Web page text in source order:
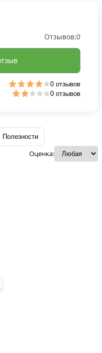
Полезности
Оценка:
Отзывов:0
0 отзывов
0 отзывов